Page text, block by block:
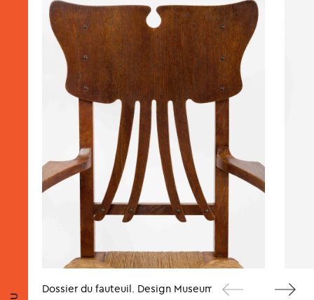
Dossier du fauteuil. Design Museum Gent